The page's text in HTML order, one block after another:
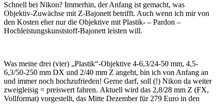
Schnell bei Nikon? Immerhin, der Anfang ist gemacht, was
Objektiv-Zuwächse mit Z-Bajonett betrifft. Auch wenn ich mir von
den Kosten eher nur die Objektive mit Plastik- – Pardon –
Hochleistungskunststoff-Bajonett leisten will.
Was meine drei (vier) „Plastik“-Objektive 4-6,3/24-50 mm, 4,5-
6,3/50-250 mm DX und 2/40 mm Z angeht, bin ich von Anfang an
und immer noch hochzufrieden! Gerne darf, soll (!) Nikon da weiter
zweigleisig = preiswert fahren. Aktuell wird das 2,8/28 mm Z (FX,
Vollformat) vorgestellt, das Mitte Dezember für 279 Euro in den